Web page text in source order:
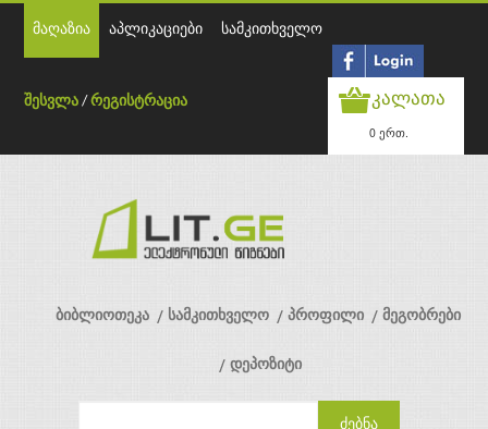
მაღაზია აპლიკაციები სამკითხველო
შესვლა /რეგისტრაცია კალათა
0 ერთ.
ბიბლიოთეკა სამკითხველო პროფილი მეგობრები
დეპოზიტი